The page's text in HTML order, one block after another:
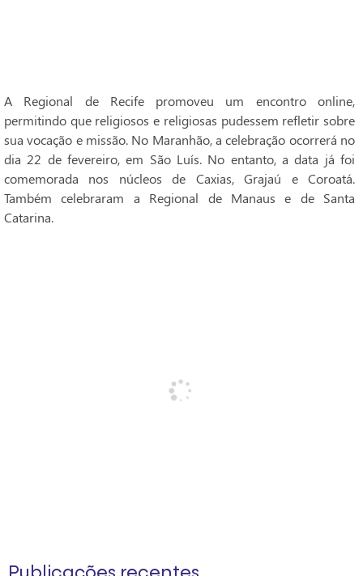
A Regional de Recife promoveu um encontro online,
permitindo que religiosos e religiosas pudessem refletir sobre
sua vocação e missão. No Maranhão, a celebração ocorrerá no
dia 22 de fevereiro, em São Luís. No entanto, a data já foi
comemorada nos núcleos de Caxias, Grajaú e Coroatá.
Também celebraram a Regional de Manaus e de Santa
Catarina.